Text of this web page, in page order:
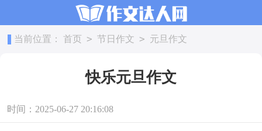
当前位置： 首页 > 节日作文 > 元旦作文
快乐元旦作文
时间：2025-06-27 20:16:08